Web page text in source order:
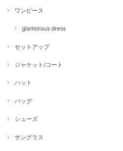
ワンピース
glamorous dress
セットアップ
ジャケット/コート
ハット
バッグ
シューズ
サングラス